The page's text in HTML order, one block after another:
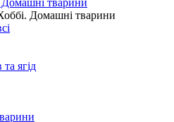
Домашні тварини
Домашні тварини
та ягід